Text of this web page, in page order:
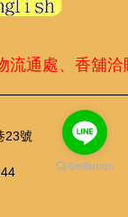
流通處、香舖洽
23號